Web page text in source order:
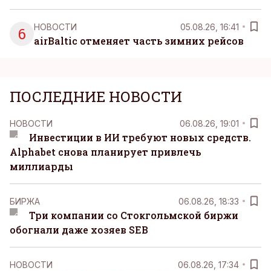
6 НОВОСТИ 05.08.26, 16:41
airBaltic отменяет часть зимних рейсов
ПОСЛЕДНИЕ НОВОСТИ
НОВОСТИ 06.08.26, 19:01
Инвестиции в ИИ требуют новых средств.
Alphabet снова планирует привлечь
миллиарды
БИРЖА 06.08.26, 18:33
Три компании со Стокгольмской биржи
обогнали даже хозяев SEB
НОВОСТИ 06.08.26, 17:34